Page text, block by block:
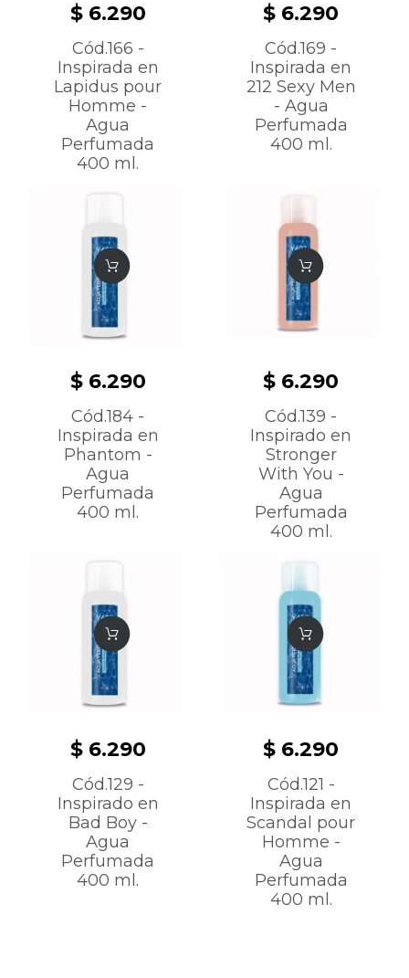
Cód.166 -
Inspirada en
Lapidus pour
Homme -
Agua
Perfumada
400 ml.
$ 6.290
Cód.169 -
Inspirada en
212 Sexy Men
- Agua
Perfumada
400 ml.
$ 6.290
Cód.184 -
Inspirada en
Phantom -
Agua
Perfumada
400 ml.
$ 6.290
Cód.139 -
Inspirado en
Stronger
With You -
Agua
Perfumada
400 ml.
$ 6.290
Cód.129 -
Inspirado en
Bad Boy -
Agua
Perfumada
400 ml.
$ 6.290
Cód.121 -
Inspirada en
Scandal pour
Homme -
Agua
Perfumada
400 ml.
$ 6.290